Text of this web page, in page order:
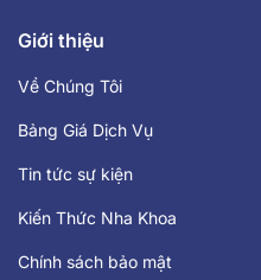
Giới thiệu
Về Chúng Tôi
Bảng Giá Dịch Vụ
Tin tức sự kiện
Kiến Thức Nha Khoa
Chính sách bảo mật